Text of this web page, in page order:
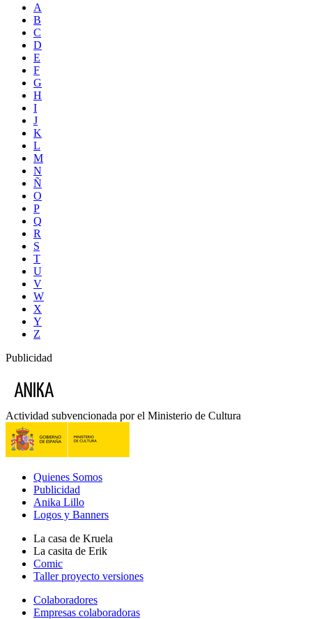
A
B
C
D
E
F
G
H
I
J
K
L
M
N
Ñ
O
P
Q
R
S
T
U
V
W
X
Y
Z
Publicidad
Actividad subvencionada por el Ministerio de Cultura
Quienes Somos
Publicidad
Anika Lillo
Logos y Banners
La casa de Kruela
La casita de Erik
Comic
Taller proyecto versiones
Colaboradores
Empresas colaboradoras